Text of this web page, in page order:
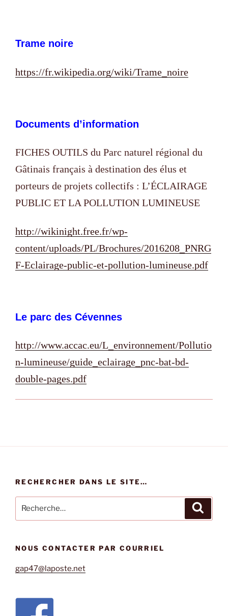
Trame noire
https://fr.wikipedia.org/wiki/Trame_noire
Documents d’information
FICHES OUTILS du Parc naturel régional du
Gâtinais français à destination des élus et
porteurs de projets collectifs : L’ÉCLAIRAGE
PUBLIC ET LA POLLUTION LUMINEUSE
http://wikinight.free.fr/wp-
content/uploads/PL/Brochures/2016208_PNRG
F-Eclairage-public-et-pollution-lumineuse.pdf
Le parc des Cévennes
http://www.accac.eu/L_environnement/Pollutio
n-lumineuse/guide_eclairage_pnc-bat-bd-
double-pages.pdf
RECHERCHER DANS LE SITE…
pour
NOUS CONTACTER PAR COURRIEL
gap47@laposte.net